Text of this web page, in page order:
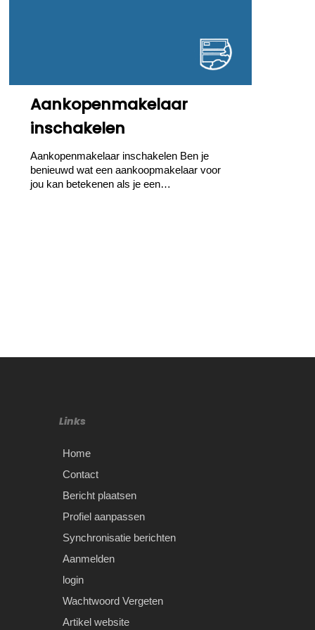
Aankopenmakelaar
inschakelen
Aankopenmakelaar inschakelen Ben je
benieuwd wat een aankoopmakelaar voor
jou kan betekenen als je een…
Links
Home
Contact
Bericht plaatsen
Profiel aanpassen
Synchronisatie berichten
Aanmelden
login
Wachtwoord Vergeten
Artikel website